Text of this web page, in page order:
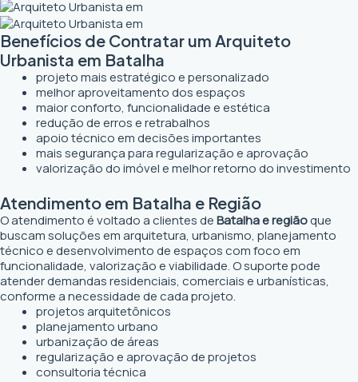
Benefícios de Contratar um Arquiteto
Urbanista em Batalha
projeto mais estratégico e personalizado
melhor aproveitamento dos espaços
maior conforto, funcionalidade e estética
redução de erros e retrabalhos
apoio técnico em decisões importantes
mais segurança para regularização e aprovação
valorização do imóvel e melhor retorno do investimento
Atendimento em Batalha e Região
O atendimento é voltado a clientes deBatalha e regiãoque
buscam soluções em arquitetura, urbanismo, planejamento
técnico e desenvolvimento de espaços com foco em
funcionalidade, valorização e viabilidade. O suporte pode
atender demandas residenciais, comerciais e urbanísticas,
conforme a necessidade de cada projeto.
projetos arquitetônicos
planejamento urbano
urbanização de áreas
regularização e aprovação de projetos
consultoria técnica